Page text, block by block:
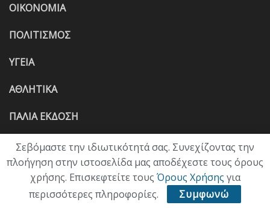
ΟΙΚΟΝΟΜΙΑ
ΠΟΛΙΤΙΣΜΟΣ
ΥΓΕΙΑ
ΑΘΛΗΤΙΚΑ
ΠΑΛΙΑ ΕΚΔΟΣΗ
Σεβόμαστε την ιδιωτικότητά σας. Συνεχίζοντας την
πλοήγηση στην ιστοσελίδα μας αποδέχεστε τους όρους
χρήσης. Επισκεφτείτε τους Όρους Χρήσης για
περισσότερες πληροφορίες.
Συμφωνώ